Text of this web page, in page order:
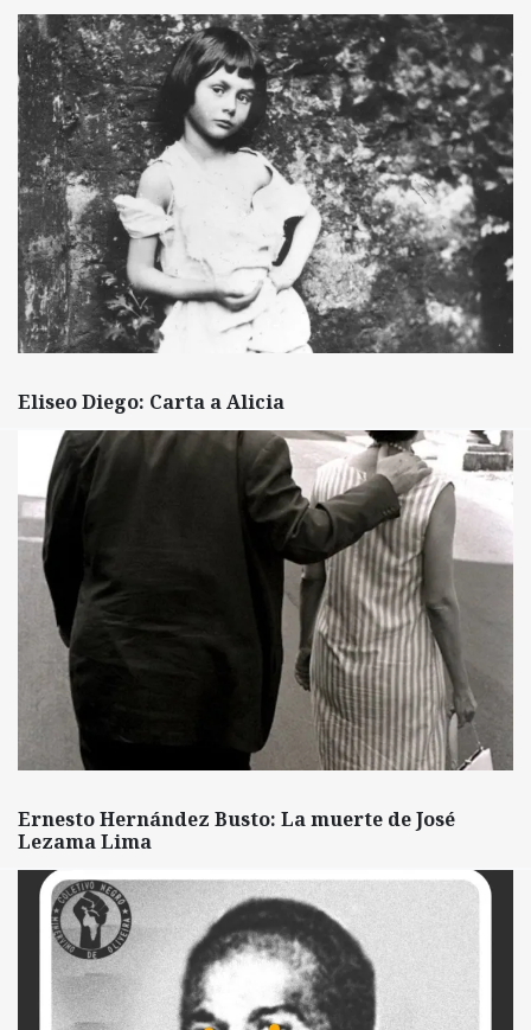
Eliseo Diego: Carta a Alicia
Ernesto Hernández Busto: La muerte de José
Lezama Lima